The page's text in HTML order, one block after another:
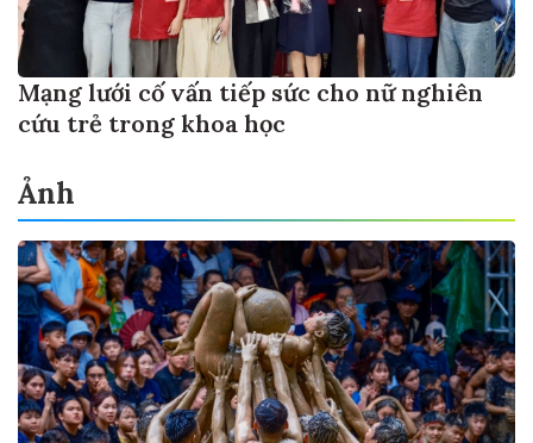
Mạng lưới cố vấn tiếp sức cho nữ nghiên
cứu trẻ trong khoa học
Ảnh